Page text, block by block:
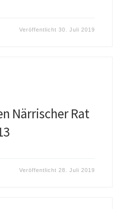
Veröffentlicht30. Juli 2019
Närrischer Rat
Veröffentlicht 28. Juli 2019